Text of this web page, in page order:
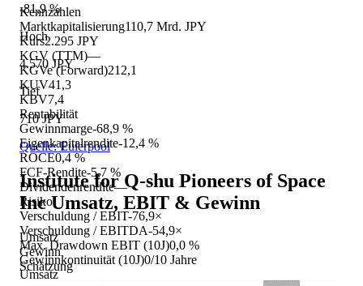
Kennzahlen
Marktkapitalisierung110,7 Mrd. JPY
Kurs2.295 JPY
KGV (TTM)—
KGVe (Forward)212,1
KUV41,3
KBV7,4
Rentabilität
Gewinnmarge-68,9 %
Eigenkapitalrendite-12,4 %
ROCE0,4 %
FCF-Rendite-5,7 %
Dividendenrendite—
Risiko
Verschuldung / EBIT-76,9×
Verschuldung / EBITDA-54,9×
Max. Drawdown EBIT (10J)0,0 %
Gewinnkontinuität (10J)0/10 Jahre
Umsatz
-81,9 %
Hoch
4.570 JPY
Tief
710 JPY
Quelle: Eulerpool
Institute for Q-shu Pioneers of Space
IncUmsatz, EBIT & Gewinn
Umsatz
Gewinn
Schätzung